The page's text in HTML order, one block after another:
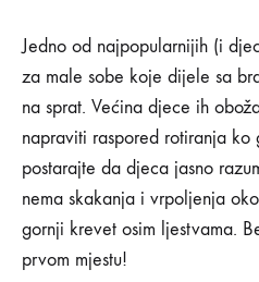
Jedno od najpopularnijih (i
za male sobe koje dijele sa
na sprat. Većina djece ih
napraviti raspored rotiranja ko
postarajte da djeca jasno
nema skakanja i vrpoljenja
gornji krevet osim ljestvama.
prvom mjestu!